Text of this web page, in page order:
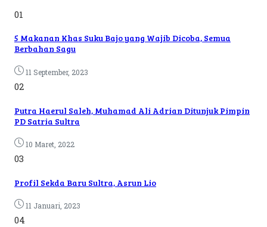
01
5 Makanan Khas Suku Bajo yang Wajib Dicoba, Semua
Berbahan Sagu
11 September, 2023
02
Putra Haerul Saleh, Muhamad Ali Adrian Ditunjuk Pimpin
PD Satria Sultra
10 Maret, 2022
03
Profil Sekda Baru Sultra, Asrun Lio
11 Januari, 2023
04